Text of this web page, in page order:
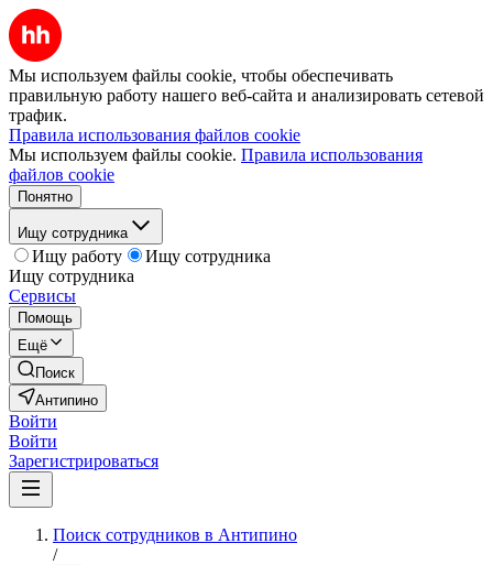
Мы используем файлы cookie, чтобы обеспечивать
правильную работу нашего веб-сайта и анализировать сетевой
трафик.
Правила использования файлов cookie
Мы используем файлы cookie. Правила использования
файлов cookie
Понятно
Ищу сотрудника
Ищу работу
Ищу сотрудника
Ищу сотрудника
Сервисы
Помощь
Ещё
Поиск
Антипино
Войти
Войти
Зарегистрироваться
Поиск сотрудников в Антипино
/